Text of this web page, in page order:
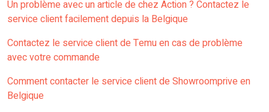
Un problème avec un article de chez Action ? Contactez le
service client facilement depuis la Belgique
Contactez le service client de Temu en cas de problème
avec votre commande
Comment contacter le service client de Showroomprive en
Belgique